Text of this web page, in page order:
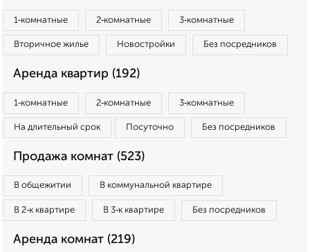
1‑комнатные 2‑комнатные 3‑комнатные
Вторичное жилье Новостройки Без посредников
Аренда квартир (192)
1‑комнатные 2‑комнатные 3‑комнатные
На длительный срок Посуточно Без посредников
Продажа комнат (523)
В общежитии В коммунальной квартире
В 2‑к квартире В 3‑к квартире Без посредников
Аренда комнат (219)